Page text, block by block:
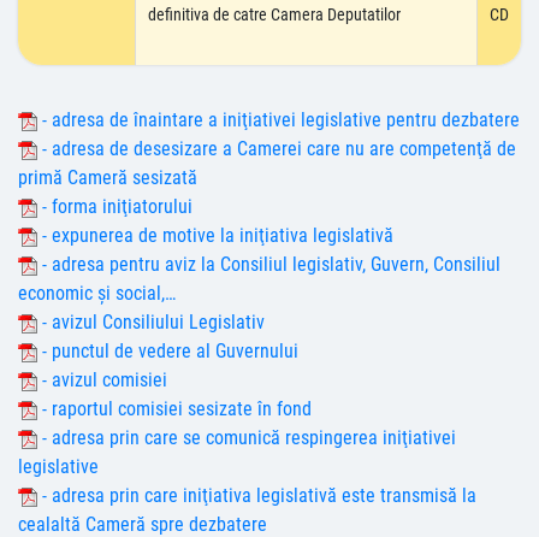
definitiva de catre Camera Deputatilor
CD
- adresa de înaintare a iniţiativei legislative pentru dezbatere
- adresa de desesizare a Camerei care nu are competenţă de
primă Cameră sesizată
- forma iniţiatorului
- expunerea de motive la iniţiativa legislativă
- adresa pentru aviz la Consiliul legislativ, Guvern, Consiliul
economic şi social,…
- avizul Consiliului Legislativ
- punctul de vedere al Guvernului
- avizul comisiei
- raportul comisiei sesizate în fond
- adresa prin care se comunică respingerea iniţiativei
legislative
- adresa prin care iniţiativa legislativă este transmisă la
cealaltă Cameră spre dezbatere